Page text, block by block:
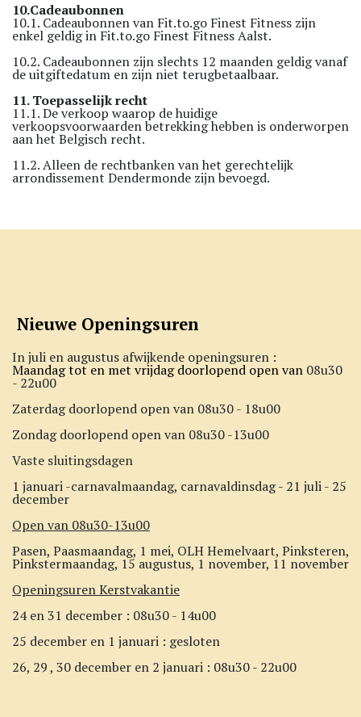
10.Cadeaubonnen
10.1. Cadeaubonnen van Fit.to.go Finest Fitness zijn
enkel geldig in Fit.to.go Finest Fitness Aalst.
10.2. Cadeaubonnen zijn slechts 12 maanden geldig vanaf
de uitgiftedatum en zijn niet terugbetaalbaar.
11. Toepasselijk recht
11.1. De verkoop waarop de huidige
verkoopsvoorwaarden betrekking hebben is onderworpen
aan het Belgisch recht.
11.2. Alleen de rechtbanken van het gerechtelijk
arrondissement Dendermonde zijn bevoegd.
Nieuwe Openingsuren
In juli en augustus afwijkende openingsuren :
Maandag tot en met vrijdag doorlopend open van 08u30
- 22u00
Zaterdag doorlopend open van 08u30 - 18u00
Zondag doorlopend open van 08u30 -13u00
Vaste sluitingsdagen
1 januari -carnavalmaandag, carnavaldinsdag - 21 juli - 25
december
Open van 08u30-13u00
Pasen, Paasmaandag, 1 mei, OLH Hemelvaart, Pinksteren,
Pinkstermaandag, 15 augustus, 1 november, 11 november
Openingsuren Kerstvakantie
24 en 31 december : 08u30 - 14u00
25 december en 1 januari : gesloten
26, 29 , 30 december en 2 januari : 08u30 - 22u00